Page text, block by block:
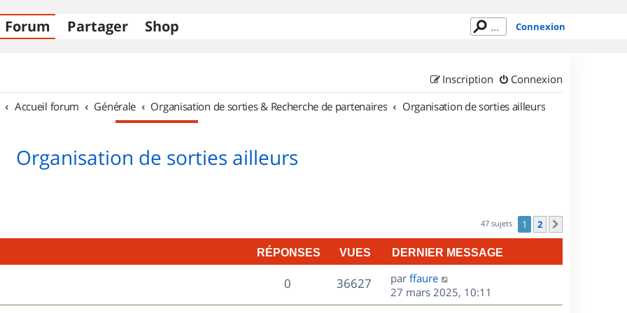
Forum Partager Shop Connexion
Connexion
Inscription
Accueil forum Générale Organisation de sorties & Recherche de partenaires Organisation de sorties ailleurs
Organisation de sorties ailleurs
47 sujets 1 2
RÉPONSES VUES DERNIER MESSAGE
0R
é
36627V
u
D
e
r
par ffaure
27 mars 2025, 10:11